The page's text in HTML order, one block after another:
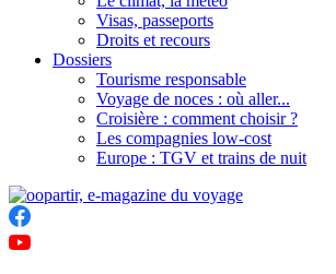
Visas, passeports
Droits et recours
Dossiers
Tourisme responsable
Voyage de noces : où aller...
Croisière : comment choisir ?
Les compagnies low-cost
Europe : TGV et trains de nuit